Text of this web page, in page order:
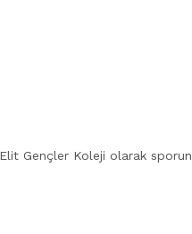
Gençler Koleji olarak sporun